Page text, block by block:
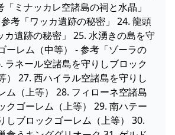
「ミナッカレ空諸島の祠と水晶」
考「ワッカ遺跡の秘密」 24. 龍頭
カ遺跡の秘密」 25. 水湧きの島を守
ーレム（中等） - 参考「ゾーラの
ラネール空諸島を守りしブロック
） 27. 西ハイラル空諸島を守りし
ム（上等） 28. フィローネ空諸島
クゴーレム（上等） 29. 南ハテー
しブロックゴーレム（上等） 30.